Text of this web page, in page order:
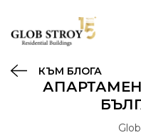
КЪМ БЛОГА